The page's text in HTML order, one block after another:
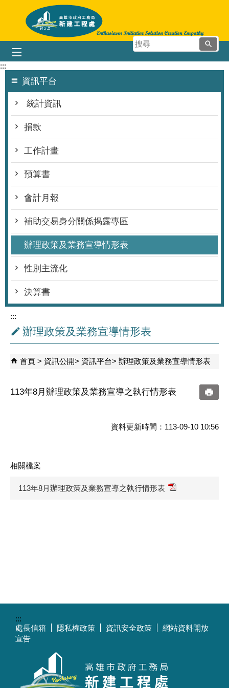
跳到主要內容區塊
搜
尋
:::
資訊平台
統計資訊
捐款
工作計畫
預算書
會計月報
補助交易身分關係揭露專區
辦理政策及業務宣導情形表
性別主流化
決算書
:::
辦理政策及業務宣導情形表
首頁 資訊公開 資訊平台 辦理政策及業務宣導情形表
113年8月辦理政策及業務宣導之執行情形表
資料更新時間：113-09-10 10:56
相關檔案
113年8月辦理政策及業務宣導之執行情形表
:::
處長信箱
隱私權政策 資訊安全政策
網站資料開放
宣告